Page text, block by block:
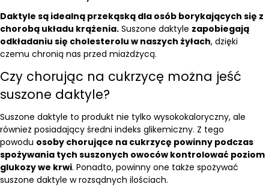
Daktyle są idealną przekąską dla osób borykających się z
chorobą układu krążenia. Suszone daktyle zapobiegają
odkładaniu się cholesterolu w naszych żyłach, dzięki
czemu chronią nas przed miażdżycą.
Czy chorując na cukrzycę można jeść
suszone daktyle?
Suszone daktyle to produkt nie tylko wysokokaloryczny, ale
również posiadający średni indeks glikemiczny. Z tego
powodu osoby chorujące na cukrzycę powinny podczas
spożywania tych suszonych owoców kontrolować poziom
glukozy we krwi. Ponadto, powinny one także spożywać
suszone daktyle w rozsądnych ilościach.